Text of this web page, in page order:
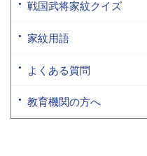
戦国武将家紋クイズ
家紋用語
よくある質問
教育機関の方へ